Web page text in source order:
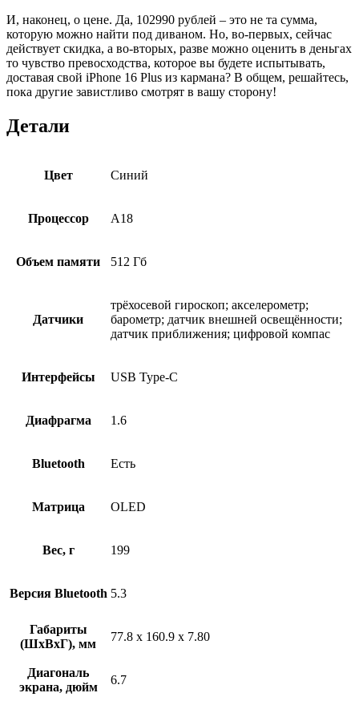
И, наконец, о цене. Да, 102990 рублей – это не та сумма,
которую можно найти под диваном. Но, во-первых, сейчас
действует скидка, а во-вторых, разве можно оценить в деньгах
то чувство превосходства, которое вы будете испытывать,
доставая свой iPhone 16 Plus из кармана? В общем, решайтесь,
пока другие завистливо смотрят в вашу сторону!
Детали
Цвет Синий
Процессор A18
Объем памяти 512 Гб
Датчики
трёхосевой гироскоп; акселерометр;
барометр; датчик внешней освещённости;
датчик приближения; цифровой компас
Интерфейсы USB Type-C
Диафрагма 1.6
Bluetooth Есть
Матрица OLED
Вес, г 199
Версия Bluetooth 5.3
Габариты
(ШxВxГ), мм
77.8 x 160.9 x 7.80
Диагональ
экрана, дюйм
6.7